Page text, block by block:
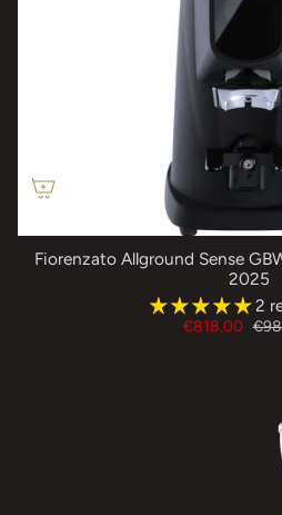
Fiorenzato Allground Sense
2025
2
€818,00